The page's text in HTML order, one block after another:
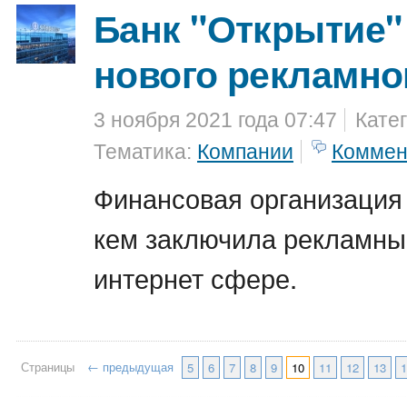
Банк
нового
3 ноября 2021 года 07:47
Тематика: Компании
Финансовая
кем заключила
интернет сфере.
Страницы ← предыдущая 5 6 7 8 9 10 11 12 13